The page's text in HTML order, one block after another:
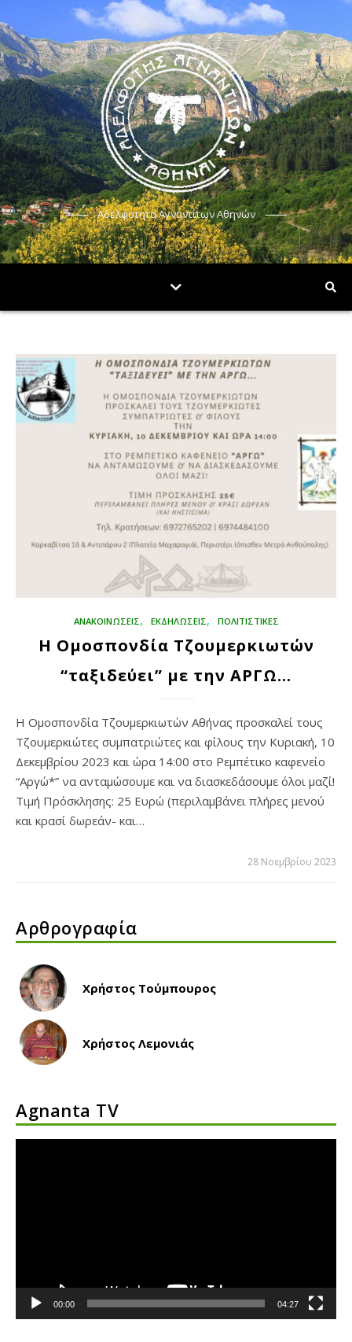
Αδελφότητα Αγναντίτων Αθηνών
ΑΝΑΚΟΙΝΩΣΕΙΣ, ΕΚΔΗΛΏΣΕΙΣ, ΠΟΛΙΤΙΣΤΙΚΈΣ
Η Ομοσπονδία Τζουμερκιωτών
“ταξιδεύει” με την ΑΡΓΩ…
Η Ομοσπονδία Τζουμερκιωτών Αθήνας προσκαλεί τους
Τζουμερκιώτες συμπατριώτες και φίλους την Κυριακή, 10
Δεκεμβρίου 2023 και ώρα 14:00 στο Ρεμπέτικο καφενείο
“Αργώ*” να ανταμώσουμε και να διασκεδάσουμε όλοι μαζί!
Τιμή Πρόσκλησης: 25 Ευρώ (περιλαμβάνει πλήρες μενού
και κρασί δωρεάν- και…
28 Νοεμβρίου 2023
Αρθρογραφία
Χρήστος Τούμπουρος
Χρήστος Λεμονιάς
Agnanta TV
00:00 04:27